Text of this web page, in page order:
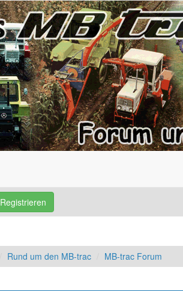
Registrieren
Rund um den MB-trac MB-trac Forum